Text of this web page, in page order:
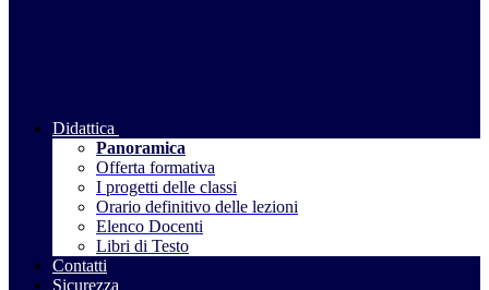
Didattica
Panoramica
Offerta formativa
I progetti delle classi
Orario definitivo delle lezioni
Elenco Docenti
Libri di Testo
Contatti
Sicurezza